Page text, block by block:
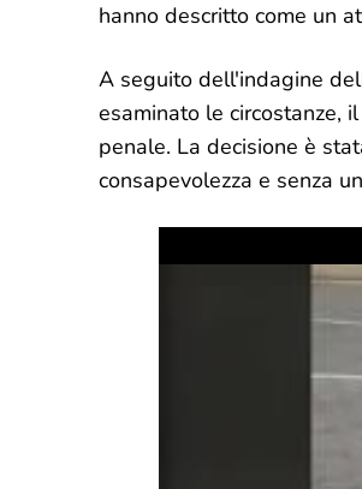
hanno descritto come un
A seguito dell'indagine
esaminato le circostanze,
penale. La decisione è
consapevolezza e senza